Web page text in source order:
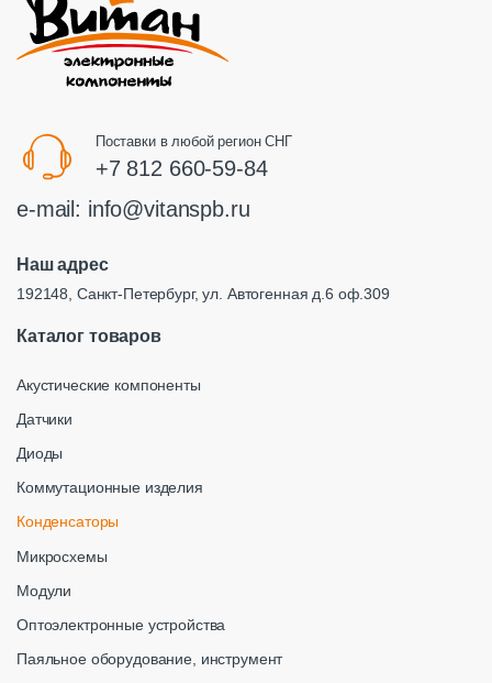
Поставки в любой регион СНГ
+7 812 660-59-84
e-mail: info@vitanspb.ru
Наш адрес
192148, Санкт-Петербург, ул. Автогенная д.6 оф.309
Каталог товаров
Акустические компоненты
Датчики
Диоды
Коммутационные изделия
Конденсаторы
Микросхемы
Модули
Оптоэлектронные устройства
Паяльное оборудование, инструмент